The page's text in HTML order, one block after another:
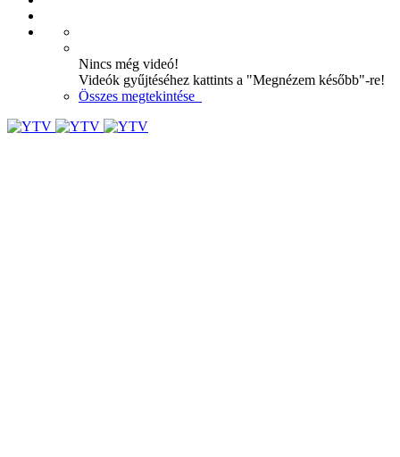
Nincs még videó!
Videók gyűjtéséhez kattints a "Megnézem később"-re!
Összes megtekintése